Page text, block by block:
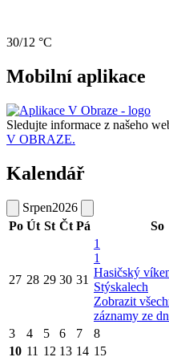
30/12 °C
Mobilní aplikace
Sledujte informace z našeho
V OBRAZE.
Kalendář
Srpen2026
Po Út St Čt Pá So
27 28 29 30 31
1
1
Hasičský
Stýskalech
Zobrazit
záznamy ze
3
4 5 6 7 8
10 11 12 13 14 15